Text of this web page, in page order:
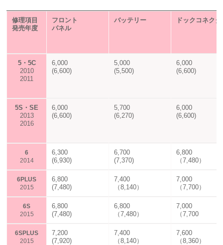
修理項目
発売年度
フロント
パネル
バッテリー ドックコネク
5・ 5C
2010
2011
6,000
(6,600)
5,000
(5,500)
6,000
(6,600)
5S・SE
2013
2016
6,000
(6,600)
5,700
(6,270)
6,000
(6,600)
6
2014
6,300
(6,930)
6,700
(7,370)
6,800
（7,480）
6PLUS
2015
6,800
(7,480)
7,400
（8,140）
7,000
（7,700）
6S
2015
6,800
(7,480)
6,800
（7,480）
7,000
（7,700
6SPLUS
2015
7,200
(7,920)
7,400
（8,140）
7,600
（8,360）